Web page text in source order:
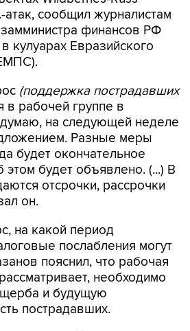
сообщил журналистам
замминистра финансов РФ
кулуарах Евразийского
(поддержка пострадавших
в рабочей группе в
думаю, на следующей неделе
Разные меры
будет окончательное
этом будет объявлено. (...) В
отсрочки, рассрочки
он.
на какой период
послабления могут
пояснил, что рабочая
необходимо
и будущую
пострадавших.